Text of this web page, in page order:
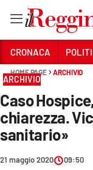
Sezioni
CRONACA
POLITICA
SANITÀ
CRONACA
HOME PAGE ARCHIVIO
ARCHIVIO
Caso
chiarezza.
sanitario»
21 maggio 2020 09:50